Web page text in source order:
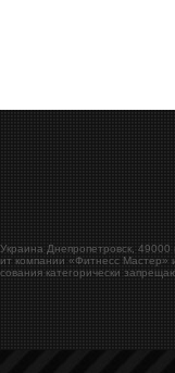
Украина Днепропетровск 49000
компании «Фитнесс Мастер»
категорически